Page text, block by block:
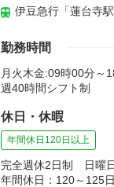
伊豆急行「蓮台寺
勤務時間
月火木金:09時00分～
週40時間シフト制
休日・休暇
年間休日120日以上
完全週休2日制 日
年間休日：120～125日